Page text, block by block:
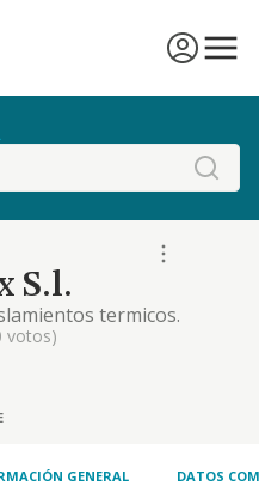
S.l.
termicos.
votos)
GENERAL DATOS